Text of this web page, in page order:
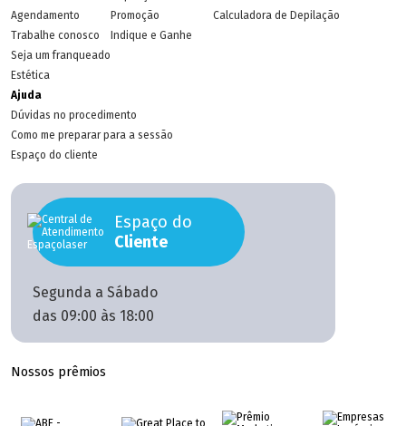
Agendamento
Trabalhe conosco
Seja um franqueado
Estética
Promoção
Indique e Ganhe
Calculadora de Depilação
Ajuda
Dúvidas no procedimento
Como me preparar para a sessão
Espaço do cliente
Espaço do
Cliente
Segunda a Sábado
das 09:00 às 18:00
Nossos prêmios